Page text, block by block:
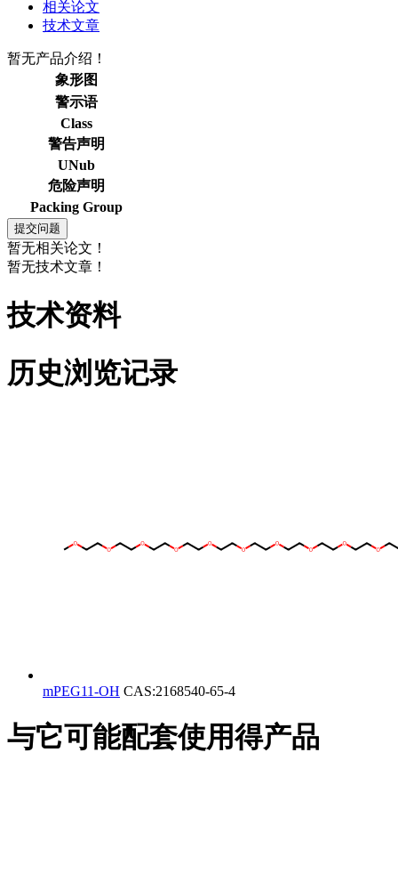
相关论文
技术文章
暂无产品介绍！
象形图
警示语
Class
警告声明
UNub
危险声明
Packing Group
暂无相关论文！
暂无技术文章！
技术资料
历史浏览记录
mPEG11-OH CAS:2168540-65-4
与它可能配套使用得产品